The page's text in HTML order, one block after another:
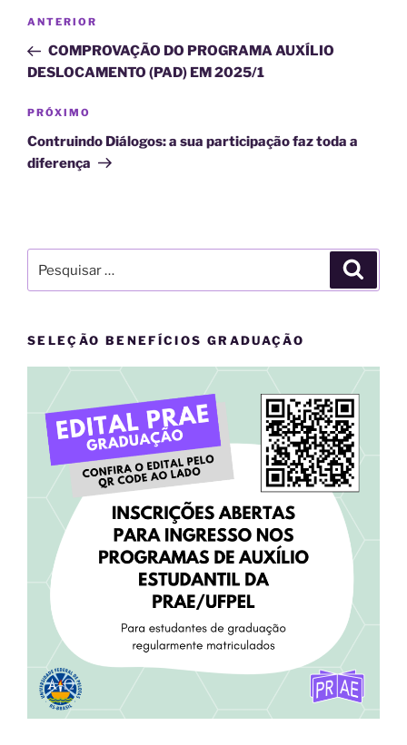
Navegação
Post
Post
anterior
ANTERIOR
COMPROVAÇÃO DO PROGRAMA AUXÍLIO
DESLOCAMENTO (PAD) EM 2025/1
Próximo
post
PRÓXIMO
Contruindo Diálogos: a sua participação faz toda a
diferença
por:
SELEÇÃO BENEFÍCIOS GRADUAÇÃO